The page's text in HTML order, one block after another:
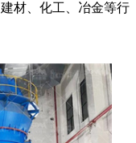
材、化工、冶金等行